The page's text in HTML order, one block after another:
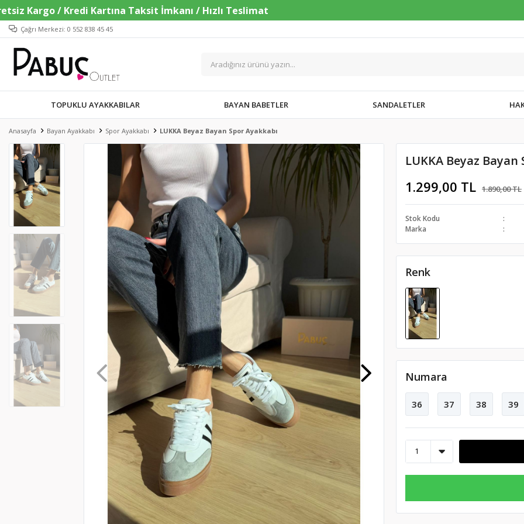
Çağrı Merkezi: 0 552 838 45 45
TOPUKLU AYAKKABILAR BAYAN BABETLER SANDALETLER
Anasayfa Bayan Ayakkabı Spor Ayakkabı LUKKA Beyaz Bayan Spor Ayakkabı
LUKKA Beyaz Bayan
1.299,00 TL 1.890,00 TL
Stok Kodu
Marka
Renk
Numara
36 37 38 39